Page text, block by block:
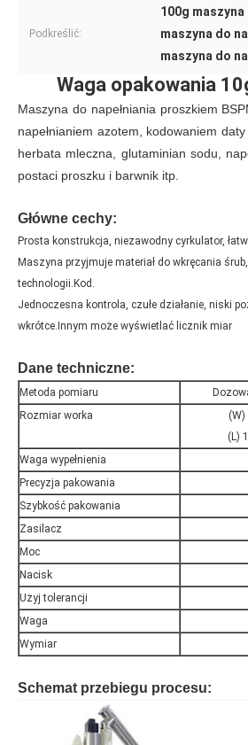
Podkreślić:
100g
maszyna do
maszyna do
Waga opakowania 10
Maszyna do napełniania proszkiem
napełnianiem azotem, kodowaniem
herbata mleczna, glutaminian sodu,
postaci proszku i barwnik itp.
Główne cechy:
Prosta konstrukcja, niezawodny cyrkulator,
Maszyna przyjmuje materiał do wkręcania
technologii.Kod.
Jednoczesna kontrola, czułe działanie, niski
wkrótce.Innym może wyświetlać licznik miar
Dane techniczne:
Metoda pomiaru
Rozmiar worka
(L)
Waga wypełnienia
Precyzja pakowania
Szybkość pakowania
Zasilacz
Moc
Nacisk
Użyj tolerancji
Waga
Wymiar
Schemat przebiegu procesu: